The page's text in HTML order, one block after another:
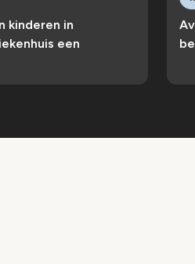
kinderen in
een